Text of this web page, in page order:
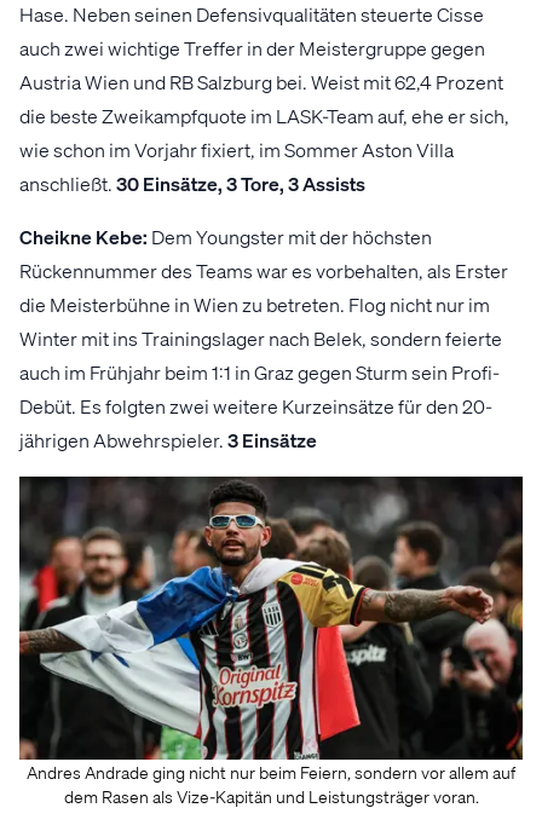
Hase. Neben seinen Defensivqualitäten steuerte Cisse
auch zwei wichtige Treffer in der Meistergruppe gegen
Austria Wien und RB Salzburg bei. Weist mit 62,4 Prozent
die beste Zweikampfquote im LASK-Team auf, ehe er sich,
wie schon im Vorjahr fixiert, im Sommer Aston Villa
anschließt.30 Einsätze, 3 Tore, 3 Assists
Cheikne Kebe: Dem Youngster mit der höchsten
Rückennummer des Teams war es vorbehalten, als Erster
die Meisterbühne in Wien zu betreten. Flog nicht nur im
Winter mit ins Trainingslager nach Belek, sondern feierte
auch im Frühjahr beim 1:1 in Graz gegen Sturm sein Profi-
Debüt. Es folgten zwei weitere Kurzeinsätze für den 20-
jährigen Abwehrspieler.3 Einsätze
Andres Andrade ging nicht nur beim Feiern, sondern vor allem auf
dem Rasen als Vize-Kapitän und Leistungsträger voran.